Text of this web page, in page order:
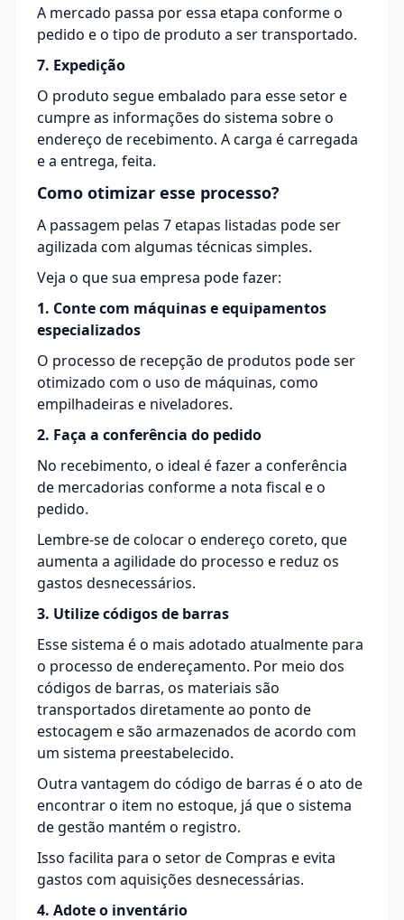
A mercado passa por essa etapa conforme o
pedido e o tipo de produto a ser transportado.
7. Expedição
O produto segueembalado para esse setor e
cumpre as informações do sistema sobre o
endereço de recebimento. A carga é carregada
e a entrega, feita.
Como otimizar esse processo?
A passagem pelas 7 etapas listadas pode ser
agilizada com algumas técnicas simples.
Veja o que sua empresa pode fazer:
1. Conte com máquinas e equipamentos
especializados
O processo de recepção de produtos pode ser
otimizado com o uso de máquinas, como
empilhadeiras e niveladores.
2. Faça a conferência do pedido
No recebimento, o ideal é fazer a conferência
de mercadorias conforme a nota fiscal e o
pedido.
Lembre-se de colocar o endereço coreto, que
aumenta a agilidade do processo e reduz os
gastos desnecessários.
3. Utilize códigos de barras
Esse sistema é o mais adotado atualmente para
o processo de endereçamento. Por meio dos
códigos de barras, os materiais são
transportados diretamente ao ponto de
estocagem e são armazenados de acordo com
um sistema preestabelecido.
Outra vantagem do código de barras é o ato de
encontrar o item no estoque, já que o sistema
de gestão mantém o registro.
Isso facilita para o setor de Compras e evita
gastos com aquisições desnecessárias.
4. Adote o inventário